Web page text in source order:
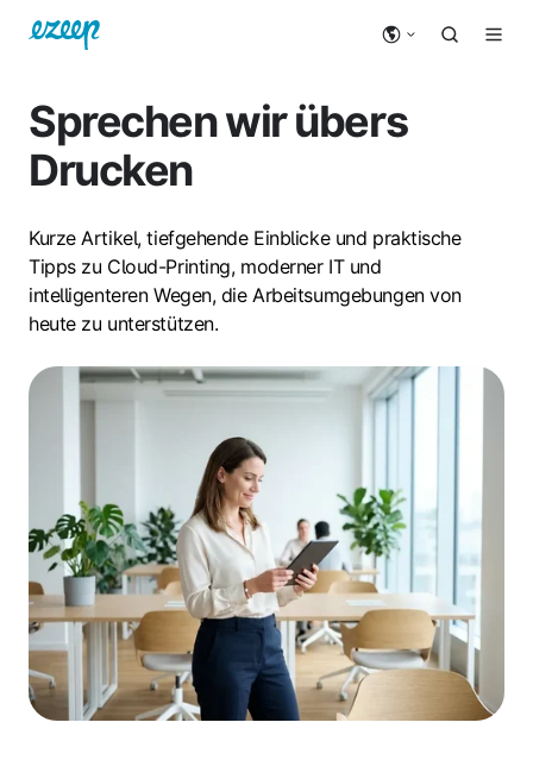
Sprechen wir übers
Drucken
Kurze Artikel, tiefgehende Einblicke und praktische
Tipps zu Cloud-Printing, moderner IT und
intelligenteren Wegen, die Arbeitsumgebungen von
heute zu unterstützen.